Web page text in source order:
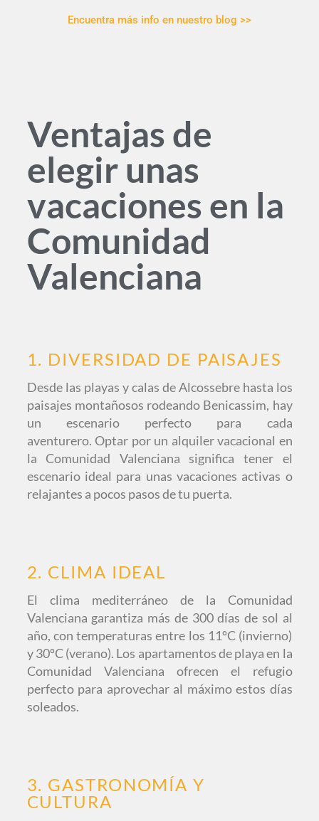
Encuentra más info en nuestro blog >>
Ventajas de
elegir unas
vacaciones en la
Comunidad
Valenciana
1. DIVERSIDAD DE PAISAJES
Desde las playas y calas de Alcossebre hasta los
paisajes montañosos rodeando Benicassim, hay
un escenario perfecto para cada
aventurero. Optar por un alquiler vacacional en
la Comunidad Valenciana significa tener el
escenario ideal para unas vacaciones activas o
relajantes a pocos pasos de tu puerta.
2. CLIMA IDEAL
El clima mediterráneo de la Comunidad
Valenciana garantiza más de 300 días de sol al
año, con temperaturas entre los 11ºC (invierno)
y 30ºC (verano). Los apartamentos de playa en la
Comunidad Valenciana ofrecen el refugio
perfecto para aprovechar al máximo estos días
soleados.
3. GASTRONOMÍA Y
CULTURA